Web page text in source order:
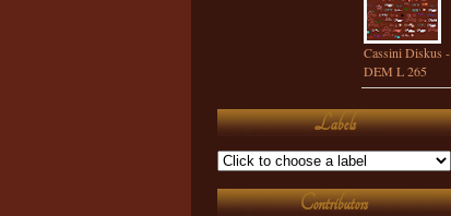
Cassini Diskus -
DEM L 265
Labels
Contributors